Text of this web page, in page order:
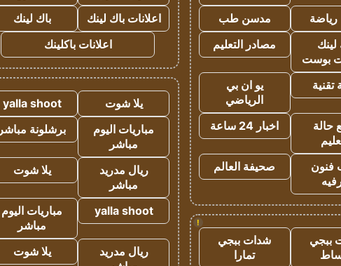
رياضة
مدسن طب
لينك
بوست
مصادر التعليم
تقنية
يو ان بي
الرياضي
حالة
اخبار 24 ساعة
فنون
صحيفة العالم
!
ببجي
شدات ببجي
تمارا
اعلانات باك لينك
باك لينك
اعلانات باكلينك
يلا شوت
yalla shoot
مباريات اليوم
مباشر
برشلونة مباشر
ريال مدريد
مباشر
يلا شوت
yalla shoot
مباريات اليوم
مباشر
ريال مدريد
يلا شوت